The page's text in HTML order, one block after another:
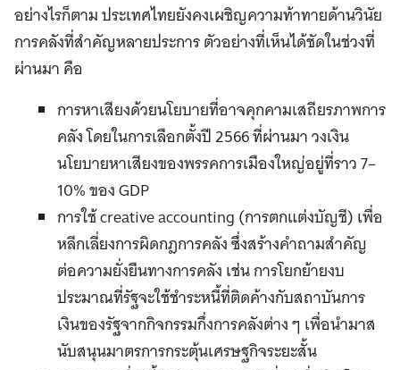
อย่างไรก็ตาม ประเทศไทยยังคงเผชิญความท้าทายด้านวินัย
การคลังที่สำคัญหลายประการ ตัวอย่างที่เห็นได้ชัดในช่วงที่
ผ่านมา คือ
การหาเสียงด้วยนโยบายที่อาจคุกคามเสถียรภาพการ
คลัง โดยในการเลือกตั้งปี 2566 ที่ผ่านมา วงเงิน
นโยบายหาเสียงของพรรคการเมืองใหญ่อยู่ที่ราว 7–
10% ของ GDP
การใช้ creative accounting (การตกแต่งบัญชี) เพื่อ
หลีกเลี่ยงการผิดกฎการคลัง ซึ่งสร้างคำถามสำคัญ
ต่อความยั่งยืนทางการคลัง เช่น การโยกย้ายงบ
ประมาณที่รัฐจะใช้ชำระหนี้ที่ติดค้างกับสถาบันการ
เงินของรัฐจากกิจกรรมกึ่งการคลังต่าง ๆ เพื่อนำมาส
นับสนุนมาตรการกระตุ้นเศรษฐกิจระยะสั้น